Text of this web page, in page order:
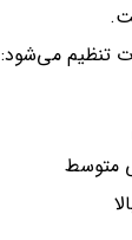
تنظیم می‌شود: